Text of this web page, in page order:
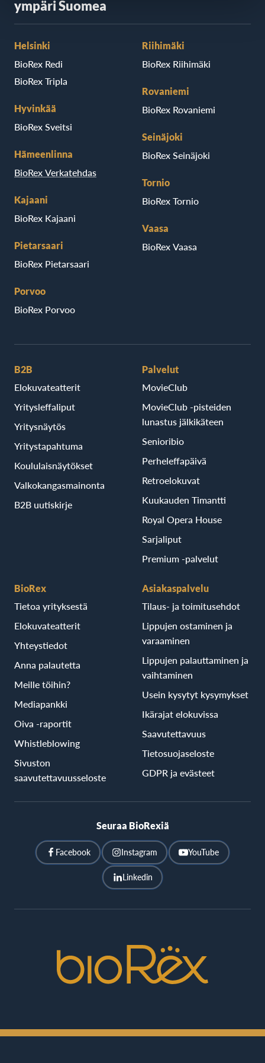
ympäri Suomea
Helsinki
BioRex Redi
BioRex Tripla
Hyvinkää
BioRex Sveitsi
Hämeenlinna
BioRex Verkatehdas
Kajaani
BioRex Kajaani
Pietarsaari
BioRex Pietarsaari
Porvoo
BioRex Porvoo
Riihimäki
BioRex Riihimäki
Rovaniemi
BioRex Rovaniemi
Seinäjoki
BioRex Seinäjoki
Tornio
BioRex Tornio
Vaasa
BioRex Vaasa
B2B
Elokuvateatterit
Yritysleffaliput
Yritysnäytös
Yritystapahtuma
Koululaisnäytökset
Valkokangasmainonta
B2B uutiskirje
Palvelut
MovieClub
MovieClub -pisteiden
lunastus jälkikäteen
Senioribio
Perheleffapäivä
Retroelokuvat
Kuukauden Timantti
Royal Opera House
Sarjaliput
Premium -palvelut
BioRex
Tietoa yrityksestä
Elokuvateatterit
Yhteystiedot
Anna palautetta
Meille töihin?
Mediapankki
Oiva -raportit
Whistleblowing
Sivuston
saavutettavuusseloste
Asiakaspalvelu
Tilaus- ja toimitusehdot
Lippujen ostaminen ja
varaaminen
Lippujen palauttaminen ja
vaihtaminen
Usein kysytyt kysymykset
Ikärajat elokuvissa
Saavutettavuus
Tietosuojaseloste
GDPR ja evästeet
Seuraa BioRexiä
Facebook Instagram YouTube
Linkedin
Cinemas